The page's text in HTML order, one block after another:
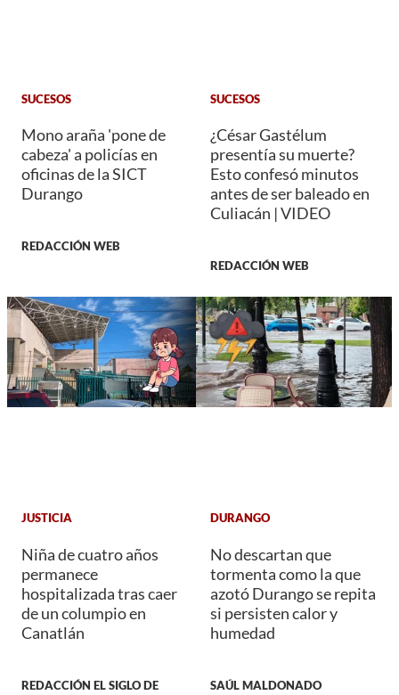
SUCESOS
Mono araña 'pone de
cabeza' a policías en
oficinas de la SICT
Durango
REDACCIÓN WEB
SUCESOS
¿César Gastélum
presentía su muerte?
Esto confesó minutos
antes de ser baleado en
Culiacán | VIDEO
REDACCIÓN WEB
JUSTICIA
Niña de cuatro años
permanece
hospitalizada tras caer
de un columpio en
Canatlán
REDACCIÓN EL SIGLO DE
DURANGO
No descartan que
tormenta como la que
azotó Durango se repita
si persisten calor y
humedad
SAÚL MALDONADO